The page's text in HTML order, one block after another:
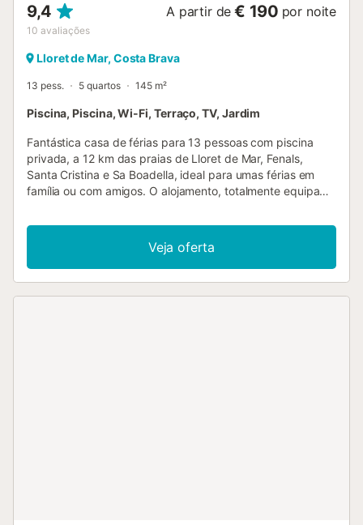
9,4
10 avaliações
A partir de € 190 por noite
Lloret de Mar, Costa Brava
13 pess. 5 quartos 145 m²
Piscina, Piscina, Wi-Fi, Terraço, TV, Jardim
Fantástica casa de férias para 13 pessoas com piscina
privada, a 12 km das praias de Lloret de Mar, Fenals,
Santa Cristina e Sa Boadella, ideal para umas férias em
família ou com amigos. O alojamento, totalmente equipado
numa zona residencial tranquila de Vidreres com piscina
comum, campo de futebol e parque infantil. O jardim tem,
entre outras coisas, uma zona de churrasco para vários
grupos. Nos arredores da urbanização pode praticar
Veja oferta